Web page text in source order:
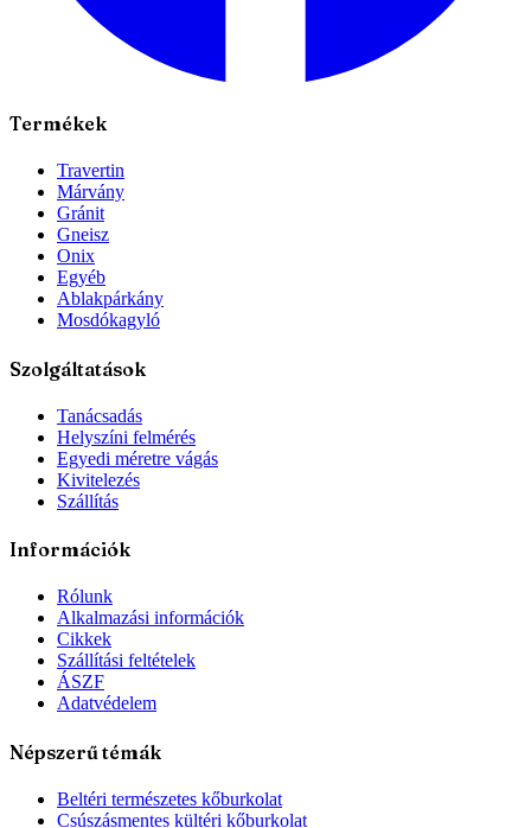
Termékek
Travertin
Márvány
Gránit
Gneisz
Onix
Egyéb
Ablakpárkány
Mosdókagyló
Szolgáltatások
Tanácsadás
Helyszíni felmérés
Egyedi méretre vágás
Kivitelezés
Szállítás
Információk
Rólunk
Alkalmazási információk
Cikkek
Szállítási feltételek
ÁSZF
Adatvédelem
Népszerű témák
Beltéri természetes kőburkolat
Csúszásmentes kültéri kőburkolat